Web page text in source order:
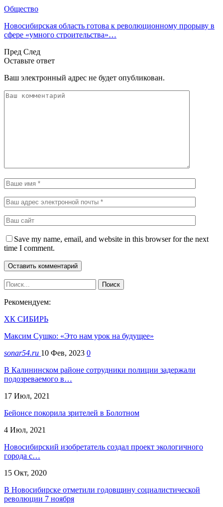
Общество
Новосибирская область готова к революционному прорыву в
сфере «умного строительства»…
Пред След
Оставьте ответ
Ваш электронный адрес не будет опубликован.
Save my name, email, and website in this browser for the next
time I comment.
Рекомендуем:
ХК СИБИРЬ
Максим Сушко: «Это нам урок на будущее»
sonar54.ru 10 Фев, 2023 0
В Калининском районе сотрудники полиции задержали
подозреваемого в…
17 Июл, 2021
Бейонсе покорила зрителей в Болотном
4 Июл, 2021
Новосибирский изобретатель создал проект экологичного
города с…
15 Окт, 2020
В Новосибирске отметили годовщину социалистической
революции 7 ноября